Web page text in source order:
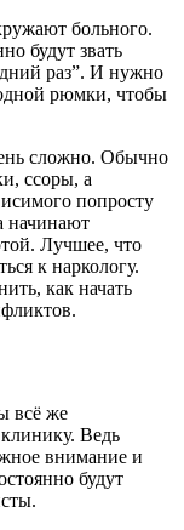
больного.
будут звать
раз”. И нужно
рюмки, чтобы
сложно. Обычно
ссоры, а
попросту
начинают
Лучшее, что
к наркологу.
как начать
всё же
Ведь
внимание и
будут